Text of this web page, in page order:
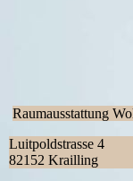
Raumausstattung
Luitpoldstrasse 4
82152 Krailling